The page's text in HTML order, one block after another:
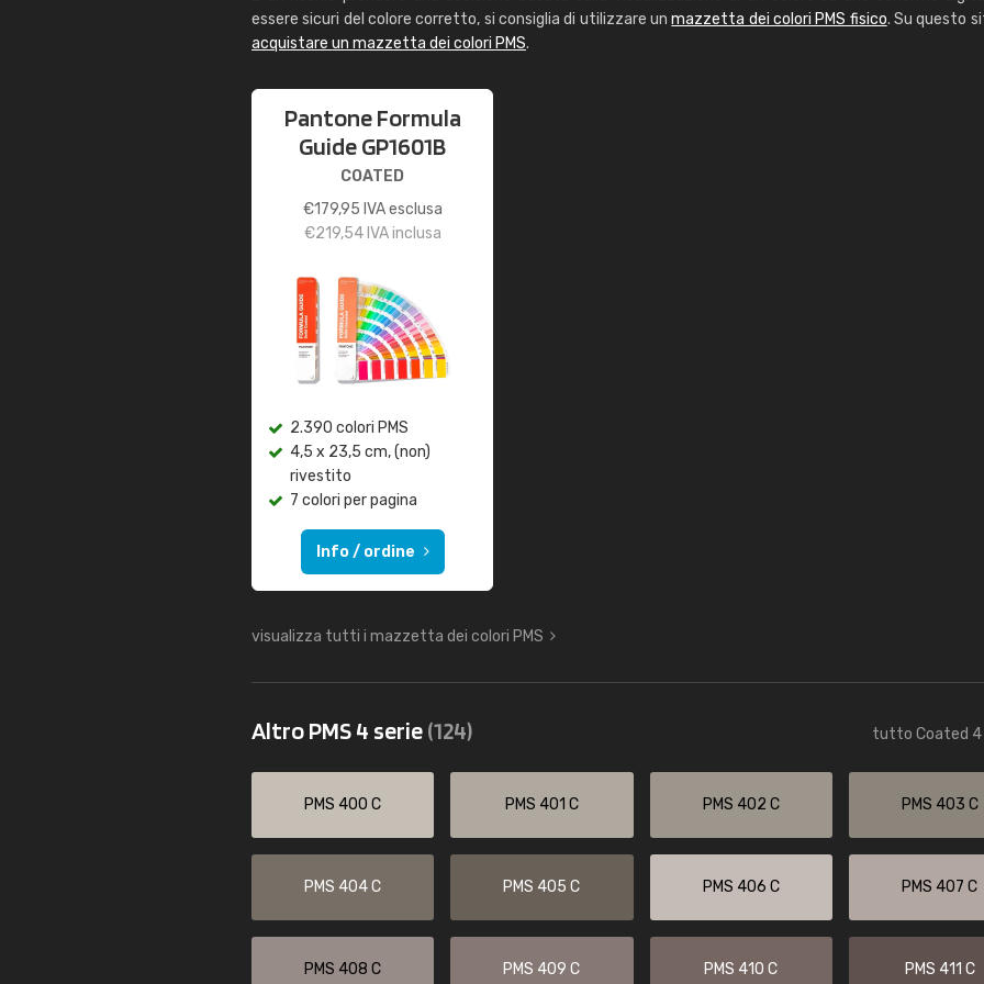
essere sicuri del colore corretto, si consiglia di utilizzare unmazzetta dei colori PMS fisico. Su questo
acquistare un mazzetta dei colori PMS.
Pantone Formula
Guide GP1601B
COATED
€179,95 IVA esclusa
€219,54IVA inclusa
2.390 colori PMS
4,5 x 23,5 cm, (non)
rivestito
7 colori per pagina
Info / ordine
visualizza tutti i mazzetta dei colori PMS
Altro PMS 4 serie(124) tutto Coated 4
PMS 400 C PMS 401 C PMS 402 C PMS 403 C
PMS 404 C PMS 405 C PMS 406 C PMS 407 C
PMS 408 C PMS 409 C PMS 410 C PMS 411 C